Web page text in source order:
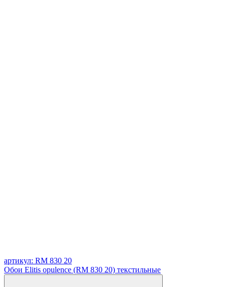
артикул: RM 830 20
Обои Elitis opulence (RM 830 20) текстильные